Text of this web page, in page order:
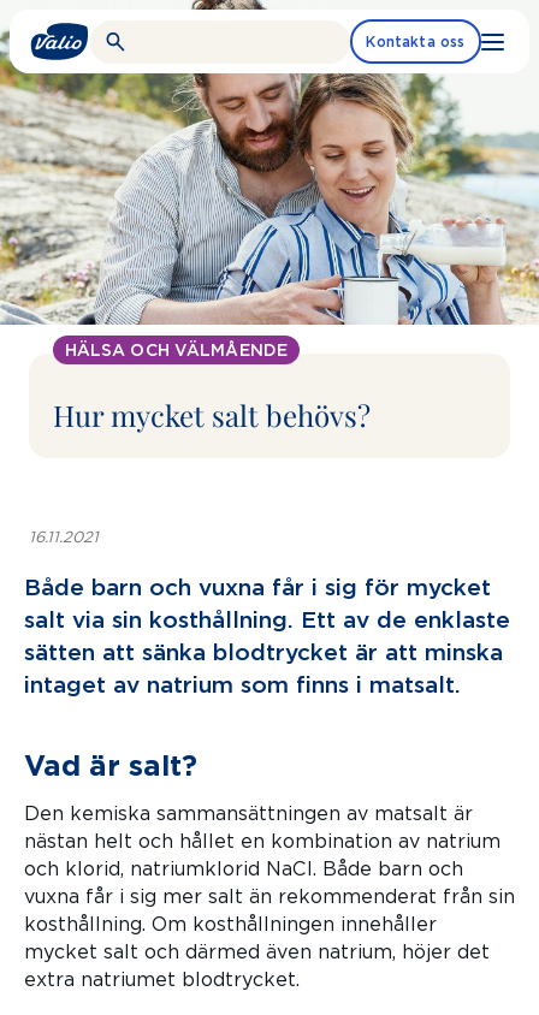
till
innehållet
Kontakta oss
HÄLSA OCH VÄLMÅENDE
Hur mycket salt behövs?
16.11.2021
Både barn och vuxna får i sig för mycket
salt via sin kosthållning. Ett av de enklaste
sätten att sänka blodtrycket är att minska
intaget av natrium som finns i matsalt.
Vad är salt?
Den kemiska sammansättningen av matsalt är
nästan helt och hållet en kombination av natrium
och klorid, natriumklorid NaCl. Både barn och
vuxna får i sig mer salt än rekommenderat från sin
kosthållning. Om kosthållningen innehåller
mycket salt och därmed även natrium, höjer det
extra natriumet blodtrycket.